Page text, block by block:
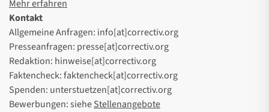
Mehr erfahren
Kontakt
Allgemeine Anfragen: info[at]correctiv.org
Presseanfragen: presse[at]correctiv.org
Redaktion: hinweise[at]correctiv.org
Faktencheck: faktencheck[at]correctiv.org
Spenden: unterstuetzen[at]correctiv.org
Bewerbungen: sieheStellenangebote